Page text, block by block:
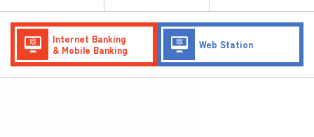
Internet Banking
& Mobile Banking
Web Station